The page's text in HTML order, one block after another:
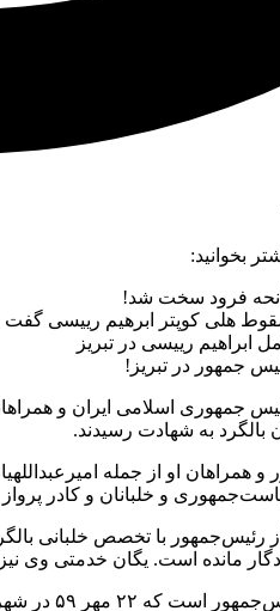
فرود سخت‌ شد!
هلی کوپتر ابرهیم رییسی گفت
ابراهیم رییسی در تبریز
جمهور در تبریز!
۳۰ اردیبهشت ۱۴۰۳ بالگرد حامل رئیس
به شهادت رسیدند.
همراهان او از جمله
و خلبانان و کادر پرواز
مانده است. یگان خدمتی وی